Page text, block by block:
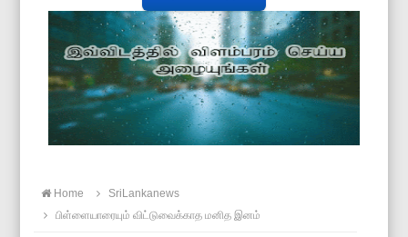
Home
SriLankanews
பிள்ளையாரையும் விட்டுவைக்காத மனித இனம்